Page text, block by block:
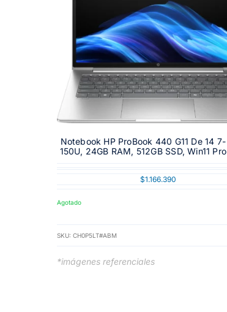
Notebook HP ProBook 440 G11 De 14 7-
150U, 24GB RAM, 512GB SSD, Win11 Pro
$1.166.390
Agotado
SKU: CH0P5LT#ABM
*imágenes referenciales